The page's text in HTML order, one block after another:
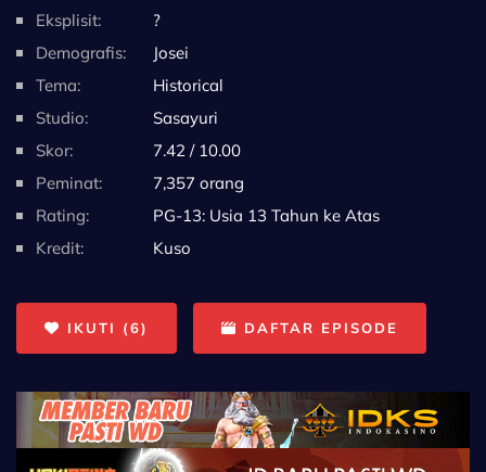
Eksplisit:
?
Demografis:
Josei
Tema:
Historical
Studio:
Sasayuri
Skor:
7.42 / 10.00
Peminat:
7,357 orang
Rating:
PG-13: Usia 13 Tahun ke Atas
Kredit:
Kuso
IKUTI (6) DAFTAR EPISODE